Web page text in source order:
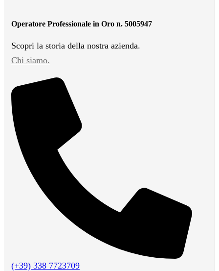
Operatore Professionale in Oro n. 5005947
Scopri la storia della nostra azienda.
Chi siamo.
(+39) 338 7723709